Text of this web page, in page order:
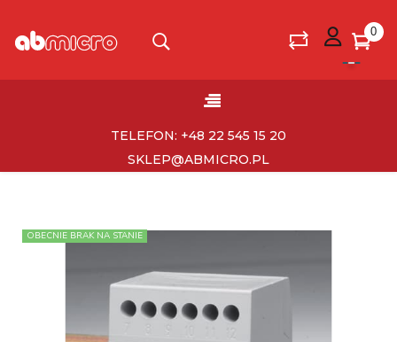
0
Toggle
☰
TELEFON: +48 22 545 15 20
SKLEP@ABMICRO.PL
OBECNIE BRAK NA STANIE